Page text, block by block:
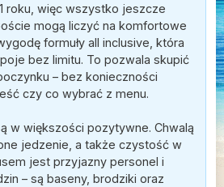
roku, więc wszystko jeszcze
mogą liczyć na komfortowe
formuły all inclusive, która
bez limitu. To pozwala skupić
– bez konieczności
czy co wybrać z menu.
w większości pozytywne. Chwalą
jedzenie, a także czystość w
jest przyjazny personel i
– są baseny, brodziki oraz